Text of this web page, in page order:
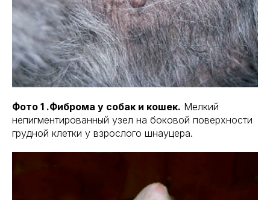
Фото 1 .Фиброма у собак и кошек. Мелкий
непигментированный узел на боковой поверхности
грудной клетки у взрослого шнауцера.